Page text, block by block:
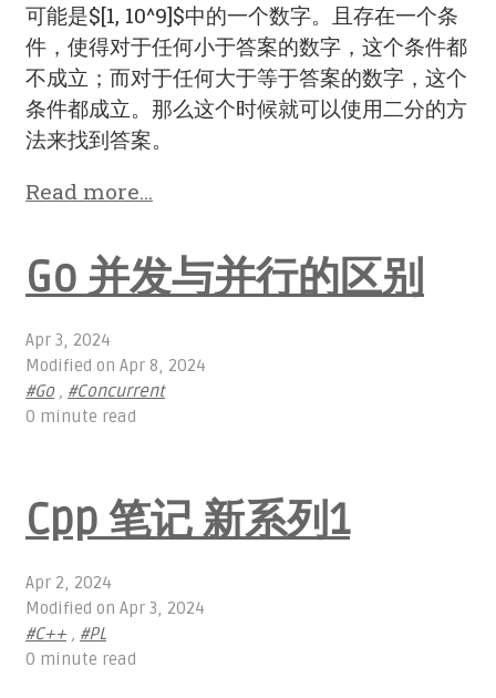
可能是$[1, 10^9]$中的一个数字。且存在一个条
件，使得对于任何小于答案的数字，这个条件都
不成立；而对于任何大于等于答案的数字，这个
条件都成立。那么这个时候就可以使用二分的方
法来找到答案。
Read more…
Go 并发与并行的区别
Apr 3, 2024
Modified onApr 8, 2024
#Go, #Concurrent
0 minute read
Cpp 笔记 新系列1
Apr 2, 2024
Modified onApr 3, 2024
#C++ , #PL
0 minute read